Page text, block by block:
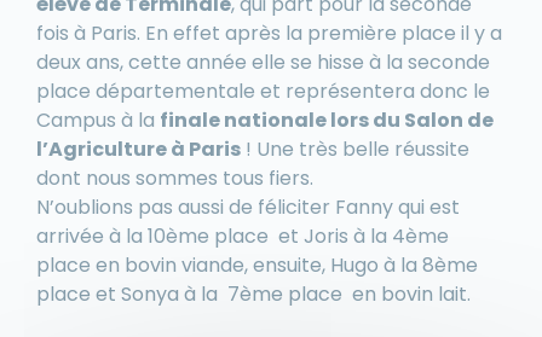
fois à Paris. En effet après la première place il y a
deux ans, cette année elle se hisse à la seconde
place départementale et représentera donc le
Campus à la finale nationale lors du Salon de
l’Agriculture à Paris ! Une très belle réussite
dont nous sommes tous fiers.
N’oublions pas aussi de féliciter Fanny qui est
arrivée à la 10ème place et Joris à la 4ème
place en bovin viande, ensuite, Hugo à la 8ème
place et Sonya à la 7ème place en bovin lait.